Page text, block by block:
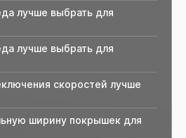
лучше выбрать для
лучше выбрать для
скоростей лучше
ширину покрышек для